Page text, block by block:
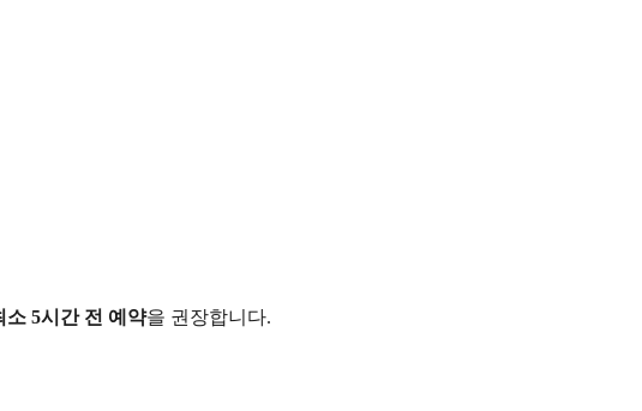
소 5시간 전 예약을 권장합니다.